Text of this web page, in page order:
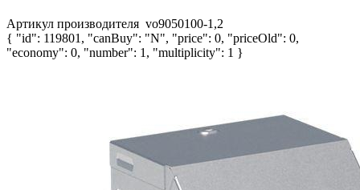
Артикул производителя vo9050100-1,2
{ "id": 119801, "canBuy": "N", "price": 0, "priceOld": 0,
"economy": 0, "number": 1, "multiplicity": 1 }